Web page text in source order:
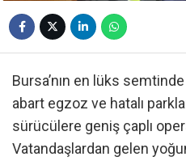
Bursa’nın en lüks
abart egzoz ve hatalı
sürücülere geniş çaplı
Vatandaşlardan gelen